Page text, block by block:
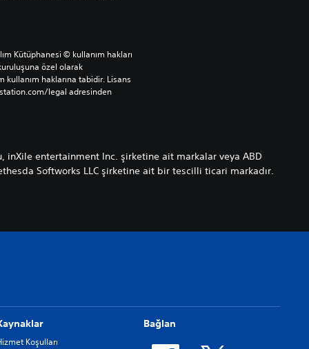
Kütüphanesi © kullanım hakları
özel olarak
kullanım haklarına tabidir. Lisans
legal adresinden
entertainment Inc. şirketine ait markalar veya ABD
Softworks LLC şirketine ait bir tescilli ticari markadır.
Koşulları
Bağlan